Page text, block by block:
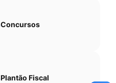
Concursos
Plantão Fiscal